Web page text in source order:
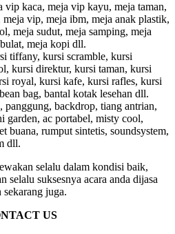
vip kaca, meja vip kayu, meja taman,
meja vip, meja ibm, meja anak plastik,
meja sudut, meja samping, meja
meja kopi dll.
tiffany, kursi scramble, kursi
kursi direktur, kursi taman, kursi
royal, kursi kafe, kursi rafles, kursi
bag, bantal kotak lesehan dll.
panggung, backdrop, tiang antrian,
garden, ac portabel, misty cool,
buana, rumput sintetis, soundsystem,
dll.
selalu dalam kondisi baik,
selalu suksesnya acara anda dijasa
juga.
US